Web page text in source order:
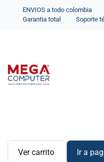
ENVIOS a todo colombia
Garantia total
Soporte
Ver carrito Ir a